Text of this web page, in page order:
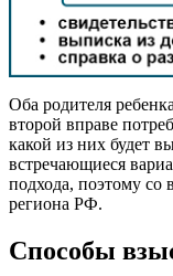
Оба родителя
второй вправе
какой из них будет
встречающиеся
подхода, поэтому со
региона РФ.
Способы